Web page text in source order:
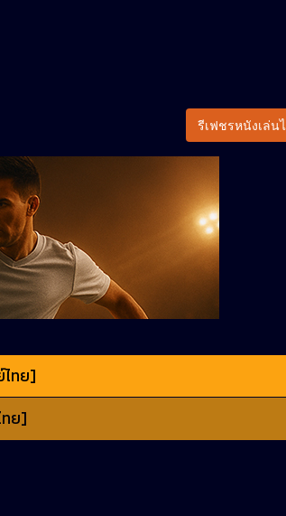
รีเฟชรหนังเล่น
ทย]
ย]